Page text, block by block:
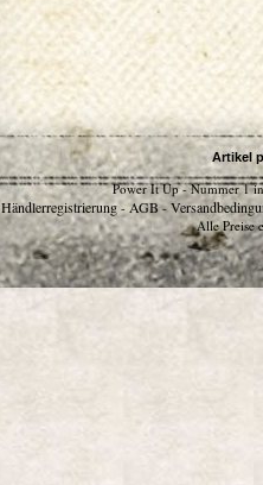
Artikel
Power It Up - Nummer 1
Händlerregistrierung - AGB -
Alle Preise